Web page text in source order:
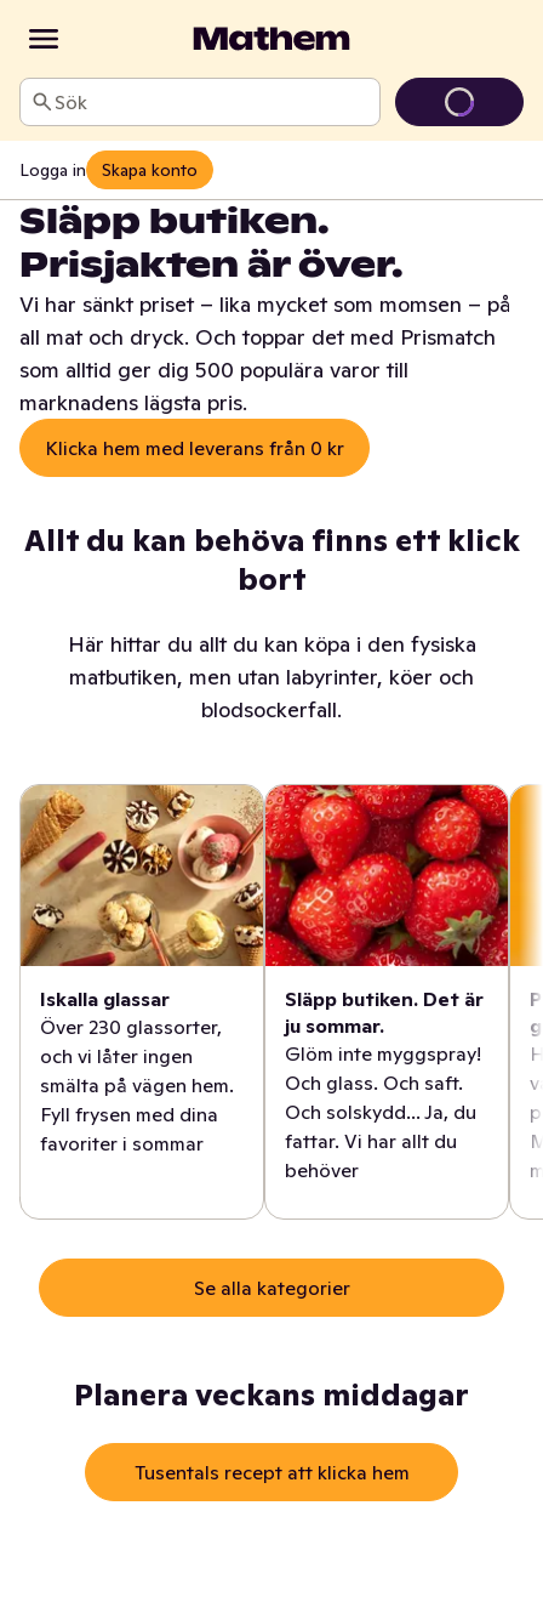
Sök
Logga in Skapa konto
Släpp butiken.
Prisjakten är över.
Vi har sänkt priset – lika mycket som momsen – på
all mat och dryck. Och toppar det med Prismatch
som alltid ger dig 500 populära varor till
marknadens lägsta pris.
Klicka hem med leverans från 0 kr
Allt du kan behöva finns ett klick
bort
Här hittar du allt du kan köpa i den fysiska
matbutiken, men utan labyrinter, köer och
blodsockerfall.
Iskalla glassar
Över 230 glassorter,
och vi låter ingen
smälta på vägen hem.
Fyll frysen med dina
favoriter i sommar
Släpp butiken. Det är
ju sommar.
Glöm inte myggspray!
Och glass. Och saft.
Och solskydd... Ja, du
fattar. Vi har allt du
behöver
Se alla kategorier
Planera veckans middagar
Tusentals recept att klicka hem